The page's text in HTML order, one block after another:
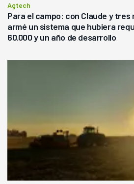
Agtech
Para el campo: con Claude y tres
armé un sistema que hubiera
60.000 y un año de desarrollo